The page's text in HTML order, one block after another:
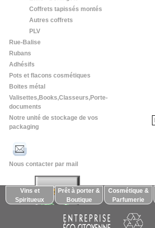
Coffrets tapissés montés
Autres coffrets
PLV
Rue-Balise
Rubans
Adhésifs
Pots et flacons cosmétiques
Boites métal
Valisettes,Books,Classeurs,Porte-
documents
Notre unité de stockage de vos
packaging
Nous contacter par mail
Vins et
Spiritueux
Prêt à porter &
Boutique
Cosmétique &
Parfumerie